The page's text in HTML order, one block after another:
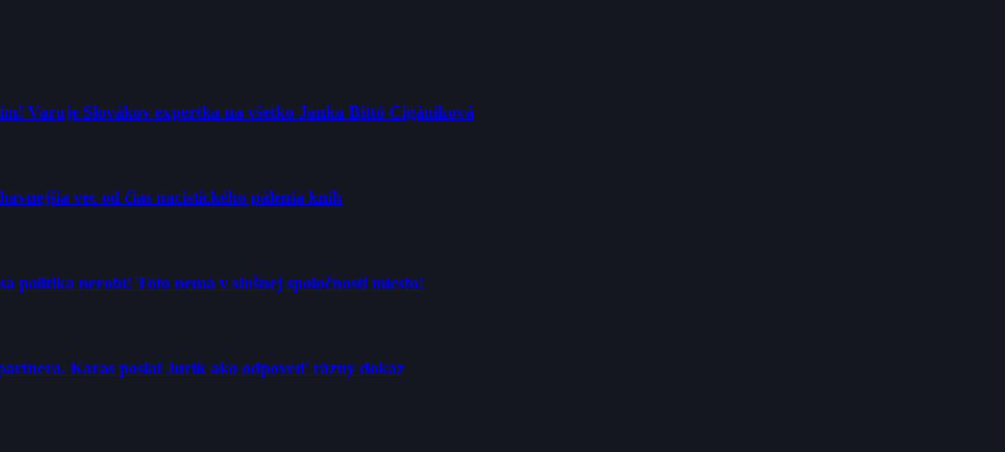
Varuje Slovákov expertka na všetko Janka Bittó Cigániková
vec od čias nacistického pálenia kníh
nerobí! Toto nemá v slušnej spoločnosti miesto!
Karas poslal Jurík ako odpoveď rázny dokaz